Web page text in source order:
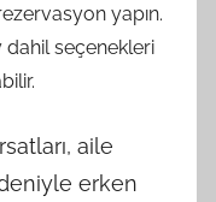
yapın.
dahil seçenekleri
aile
erken